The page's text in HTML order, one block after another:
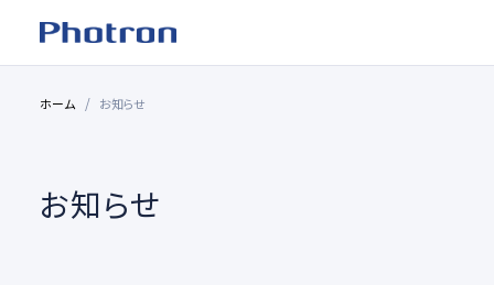
ホーム お知らせ
お知らせ